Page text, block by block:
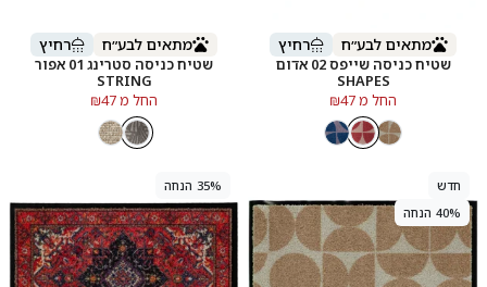
מתאים לבע״ח רחיץ
שטיח כניסה שייפס 02 אדום
SHAPES
החל מ ₪47
מתאים לבע״ח רחיץ
שטיח כניסה סטרינג 01 אפור
STRING
החל מ ₪47
חדש
40% הנחה
35% הנחה